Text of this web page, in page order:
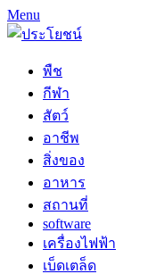
Menu
พืช
กีฬา
สัตว์
อาชีพ
สิ่งของ
อาหาร
สถานที่
software
เครื่องไฟฟ้า
เบ็ดเตล็ด